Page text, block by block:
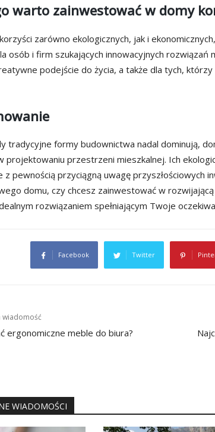
warto zainwestować w domy
zarówno ekologicznych, jak i ekonomicznych,
osób i firm szukających innowacyjnych rozwiązań
podejście do życia, a także dla tych,
tradycyjne formy budownictwa nadal dominują,
projektowaniu przestrzeni mieszkalnej. Ich
z pewnością przyciągną uwagę przyszłościowych
domu, czy chcesz zainwestować w
rozwiązaniem spełniającym Twoje
Facebook Twitter
wiadomość
ergonomiczne meble do biura?
WIADOMOŚCI